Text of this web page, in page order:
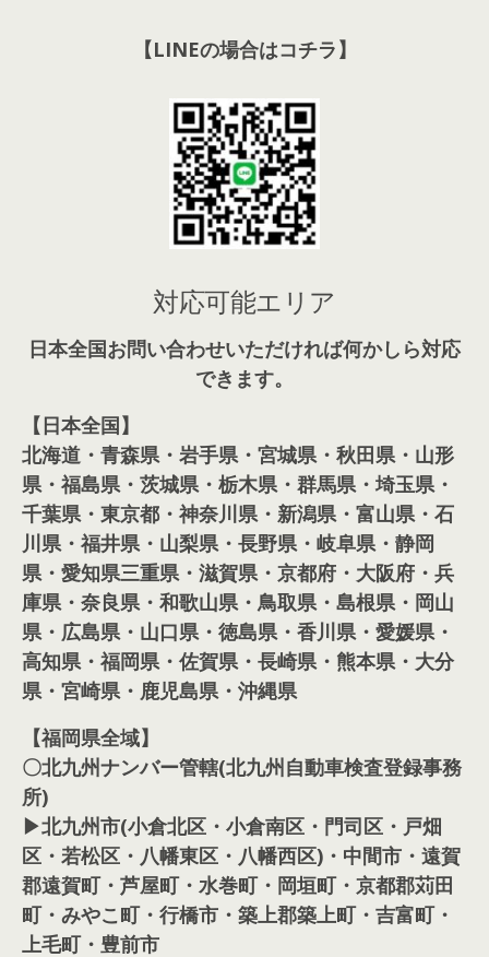
【LINEの場合はコチラ】
対応可能エリア
日本全国お問い合わせいただければ何かしら対応
できます。
【日本全国】
北海道・青森県・岩手県・宮城県・秋田県・山形
県・福島県・茨城県・栃木県・群馬県・埼玉県・
千葉県・東京都・神奈川県・新潟県・富山県・石
川県・福井県・山梨県・長野県・岐阜県・静岡
県・愛知県三重県・滋賀県・京都府・大阪府・兵
庫県・奈良県・和歌山県・鳥取県・島根県・岡山
県・広島県・山口県・徳島県・香川県・愛媛県・
高知県・福岡県・佐賀県・長崎県・熊本県・大分
県・宮崎県・鹿児島県・沖縄県
【福岡県全域】
〇北九州ナンバー管轄(北九州自動車検査登録事務
所)
▶北九州市(小倉北区・小倉南区・門司区・戸畑
区・若松区・八幡東区・八幡西区)・中間市・遠賀
郡遠賀町・芦屋町・水巻町・岡垣町・京都郡苅田
町・みやこ町・行橋市・築上郡築上町・吉富町・
上毛町・豊前市